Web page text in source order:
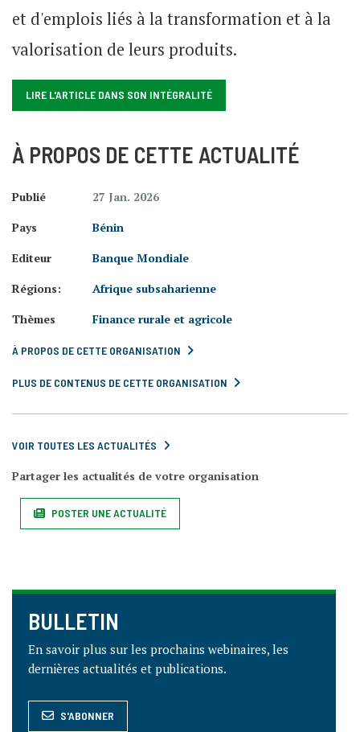
et d'emplois liés à la transformation et à la
valorisation de leurs produits.
LIRE L'ARTICLE DANS SON INTÉGRALITÉ
À PROPOS DE CETTE ACTUALITÉ
Publié
27 Jan. 2026
Pays
Bénin
Editeur
Banque Mondiale
Régions:
Afrique subsaharienne
Thèmes
Finance rurale et agricole
À PROPOS DE CETTE ORGANISATION
PLUS DE CONTENUS DE CETTE ORGANISATION
VOIR TOUTES LES ACTUALITÉS
Partager les actualités de votre organisation
POSTER UNE ACTUALITÉ
BULLETIN
En savoir plus sur les prochains webinaires, les
dernières actualités et publications.
S'ABONNER